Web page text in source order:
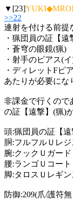
▼[23]
>>22
連射を付ける前提
・猟団員の証【遠
・蒼穹の眼鏡(猟)
・射手のピアス(
・ディレットFピ
あたりが必要にな
非課金で行くので
の証【遠撃】(猟)
頭:猟団員の証【遠
胴:フルフルＵレ
腕:クックＵガー
腰:ランゴＵコー
脚:タロスＵレギ
防御:209(爪/護符無